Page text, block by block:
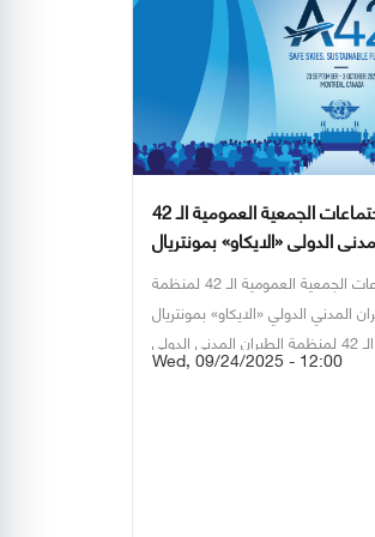
لكل من خدمها بإخلاص وفخورة
مخلصون آمنوا برسالتها وساهموا في
الذي يمثل وجه الأردن المشرق أمام
قدّم الكابتن الفرجات درع التكريم
والتقطوا الصور التذكارية بهذه
والتقدير لجهود من أسهموا في
الاردن يشارك باجتماعات الجمعية العمومية الـ 42
الدولي «الايكاو» بمونتريال
الاردن يشارك باجتماعات الجمعية العمومية الـ 42 لمنظمة
أعمال الجمعية العمومية الـ 42 لمنظمة الطيران المدني الدولي
Wed, 09/24/2025 - 12:00